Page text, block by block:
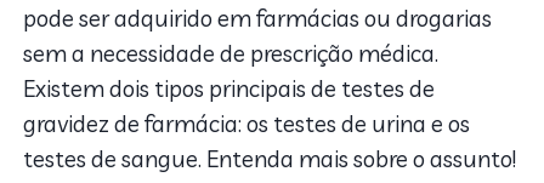
pode ser adquirido em farmácias ou drogarias
sem a necessidade de prescrição médica.
Existem dois tipos principais de testes de
gravidez de farmácia: os testes de urina e os
testes de sangue. Entenda mais sobre o assunto!